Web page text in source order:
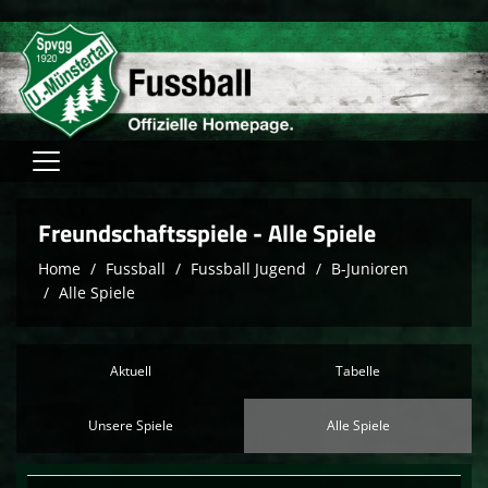
Fussball
FAM
Freundschaftsspiele - Alle Spiele
Home Fussball Fussball Jugend
B-Junioren
Alle Spiele
Aktuell Tabelle
Unsere Spiele Alle Spiele